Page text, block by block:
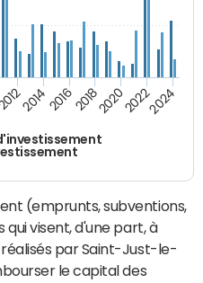
201420162018202020222024
(emprunts, subventions,
visent, d'une part, à
par Saint-Just-le-
le capital des